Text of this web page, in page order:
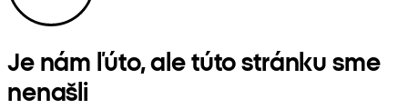
Je nám ľúto, ale túto stránku sme
nenašli